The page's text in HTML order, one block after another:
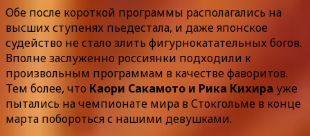
Обе после короткой программы располагались на
высших ступенях пьедестала, и даже японское
судейство не стало злить фигурнокатательных богов.
Вполне заслуженно россиянки подходили к
произвольным программам в качестве фаворитов.
Тем более, что Каори Сакамото и Рика Кихира уже
пытались на чемпионате мира в Стокгольме в конце
марта побороться с нашими девушками.